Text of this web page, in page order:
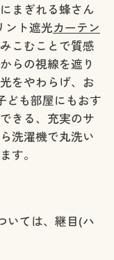
まぎれる蜂さん
ント遮光カーテン
こむことで質感
らの視線を遮り
をやわらげ、お
ども部屋にもおす
きる、充実のサ
洗濯機で丸洗い
す。
ては、継目(ハ